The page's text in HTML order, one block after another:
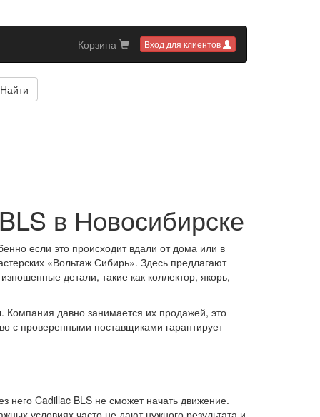
Вход для клиентов
Корзина
Найти
в Новосибирске
если это происходит вдали от дома или в
«Вольтаж Сибирь». Здесь предлагают
детали, такие как коллектор, якорь,
давно занимается их продажей, это
с проверенными поставщиками гарантирует
него Cadillac BLS не сможет начать движение.
условиях часто не дают нужного результата и